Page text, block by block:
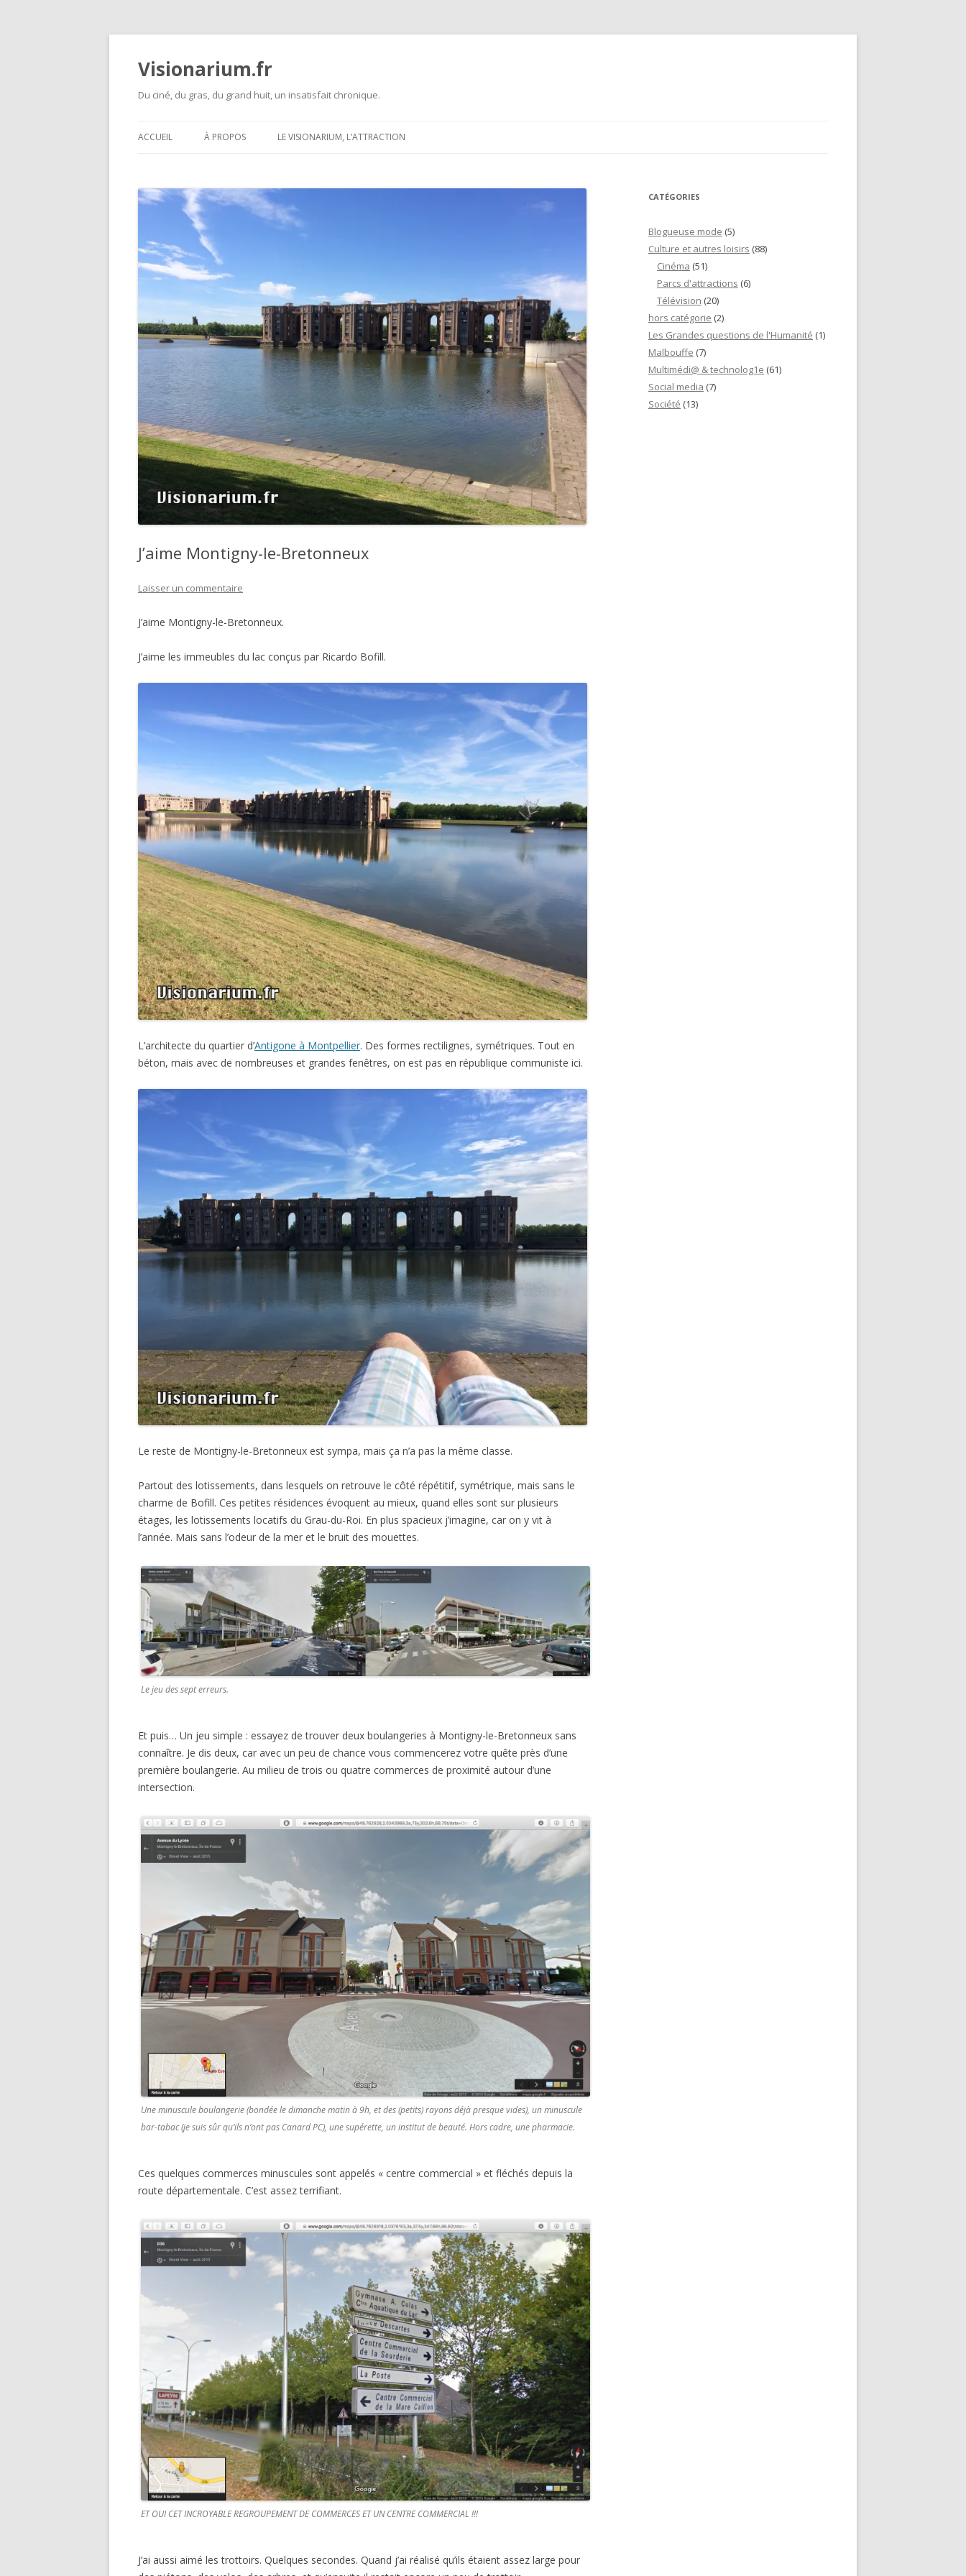
Visionarium.fr
Du ciné, du gras, du grand huit, un insatisfait chronique.
ACCUEIL À PROPOS LE VISIONARIUM, L’ATTRACTION
J’aime Montigny-le-Bretonneux
Laisser un commentaire
J’aime Montigny-le-Bretonneux.
J’aime les immeubles du lac conçus par Ricardo Bofill.
L’architecte du quartier d’Antigone à Montpellier. Des formes rectilignes, symétriques. Tout en
béton, mais avec de nombreuses et grandes fenêtres, on est pas en république communiste ici.
Le reste de Montigny-le-Bretonneux est sympa, mais ça n’a pas la même classe.
Partout des lotissements, dans lesquels on retrouve le côté répétitif, symétrique, mais sans le
charme de Bofill. Ces petites résidences évoquent au mieux, quand elles sont sur plusieurs
étages, les lotissements locatifs du Grau-du-Roi. En plus spacieux j’imagine, car on y vit à
l’année. Mais sans l’odeur de la mer et le bruit des mouettes.
Le jeu des sept erreurs.
Et puis… Un jeu simple : essayez de trouver deux boulangeries à Montigny-le-Bretonneux sans
connaître. Je dis deux, car avec un peu de chance vous commencerez votre quête près d’une
première boulangerie. Au milieu de trois ou quatre commerces de proximité autour d’une
intersection.
Une minuscule boulangerie (bondée le dimanche matin à 9h, et des (petits) rayons déjà presque vides), un minuscule
bar-tabac (je suis sûr qu’ils n’ont pas Canard PC), une supérette, un institut de beauté. Hors cadre, une pharmacie.
Ces quelques commerces minuscules sont appelés « centre commercial » et fléchés depuis la
route départementale. C’est assez terrifiant.
ET OUI CET INCROYABLE REGROUPEMENT DE COMMERCES ET UN CENTRE COMMERCIAL !!!
J’ai aussi aimé les trottoirs. Quelques secondes. Quand j’ai réalisé qu’ils étaient assez large pour
CATÉGORIES
Blogueuse mode (5)
Culture et autres loisirs (88)
Cinéma (51)
Parcs d'attractions (6)
Télévision (20)
hors catégorie (2)
Les Grandes questions de l'Humanité (1)
Malbouffe (7)
Multimédi@ & technolog1e (61)
Social media (7)
Société (13)